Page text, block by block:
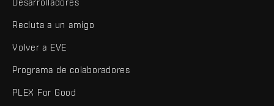
Recluta a un amigo
Volver a EVE
Programa de colaboradores
PLEX For Good